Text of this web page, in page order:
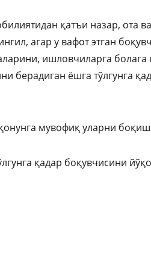
қатъи назар, ота
агар у вафот этган
ишловчиларга
берадиган ёшга тўлгунга
мувофиқ уларни
қадар боқувчисини